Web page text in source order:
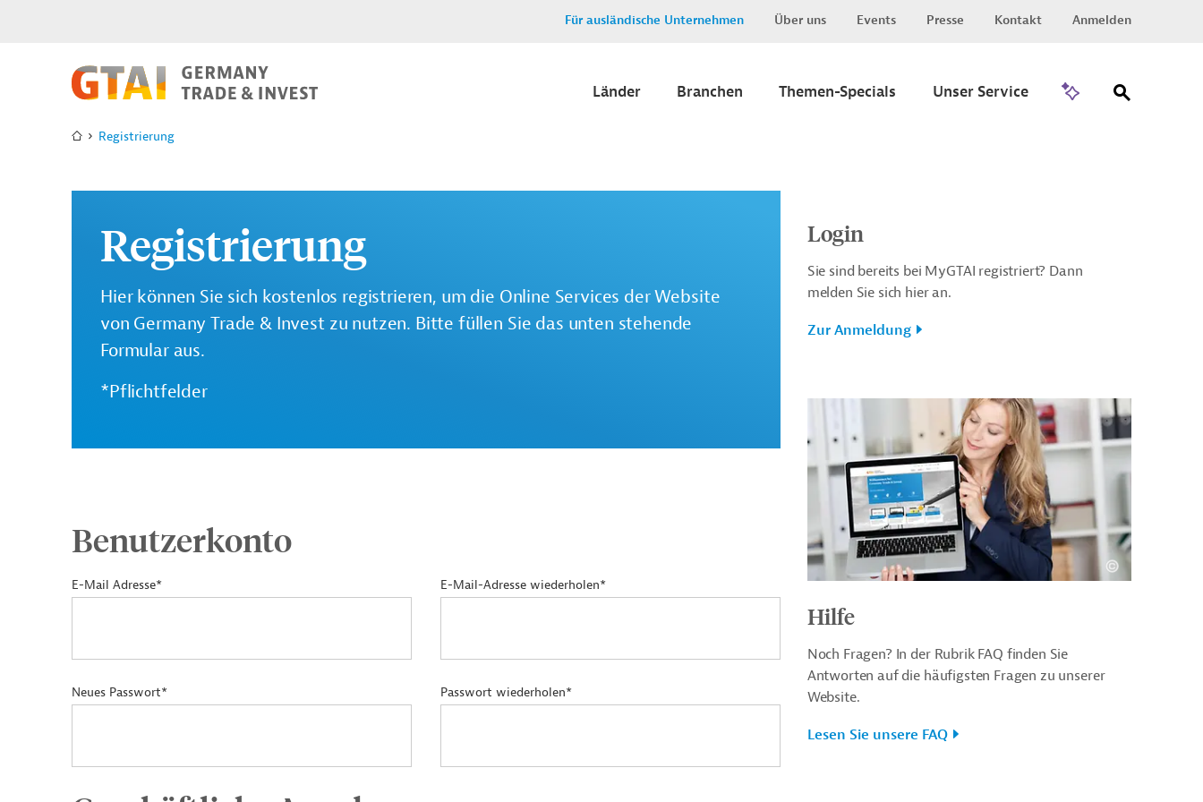
Für ausländische Unternehmen Über uns Events Presse Kontakt Anmelden
Länder Branchen Themen-Specials Unser Service
Registrierung
Registrierung
Hier können Sie sich kostenlos registrieren, um die Online Services der Website
von Germany Trade & Invest zu nutzen. Bitte füllen Sie das unten stehende
Formular aus.
*Pflichtfelder
Benutzerkonto
E-Mail Adresse* E-Mail-Adresse wiederholen*
Neues Passwort* Passwort wiederholen*
Login
Sie sind bereits bei MyGTAI registriert? Dann
melden Sie sich hier an.
Zur Anmeldung
Hilfe
Noch Fragen? In der Rubrik FAQ finden Sie
Antworten auf die häufigsten Fragen zu unserer
Website.
Lesen Sie unsere FAQ